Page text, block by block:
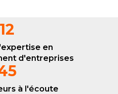
en
d'entreprises
12
à l'écoute